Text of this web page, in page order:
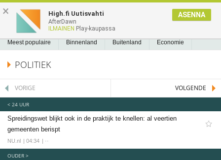
NIEUWS2.NL
Nieuws
Meest populaire
Buitenland
Politiek
Sport
Voetbal
Ajax
Cambuur
NIEUWS REEDS GELEZEN BLADWIJZERS
Meest populaire Binnenland Buitenland Economie
PolitiekPOLITIEK
VORIGE VOLGENDE
< 24 UUR
Spreidingswet blijkt ook in de praktijk te knellen: al veertien
gemeenten berispt
NU.nl 04:34 ··
OUDER >
× High.fi Uutisvahti
AfterDawn
ILMAINEN Play-kaupassa
ASENNA